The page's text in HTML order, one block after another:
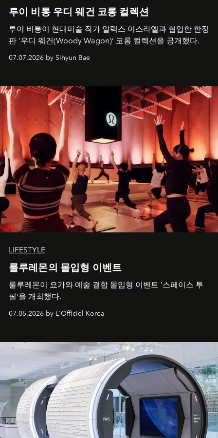
루이 비통 우디 웨건 코롱 컬렉션
루이 비통이 현대미술 작가 알렉스 이스라엘과 협업한 한정
판 ’우디 웨건(Woody Wagon)‘ 코롱 컬렉션을 공개했다.
07.07.2026 by Sihyun Bae
LIFESTYLE
룰루레몬의 몰입형 이벤트
룰루레몬이 요가와 예술 결합 몰입형 이벤트 '스페이스 투
필'을 개최했다.
07.05.2026 by L'Officiel Korea